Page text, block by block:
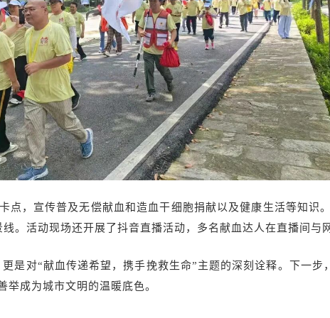
点，宣传普及无偿献血和造血干细胞捐献以及健康生活等知识
。活动现场还开展了抖音直播活动，多名献血达人在直播间与
是对“献血传递希望，携手挽救生命”主题的深刻诠释。下一步
成为城市文明的温暖底色。